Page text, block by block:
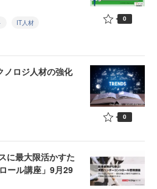
IT人材 0
ロジ人材の強化
0
に最大限活かすた
ール講座」9月29